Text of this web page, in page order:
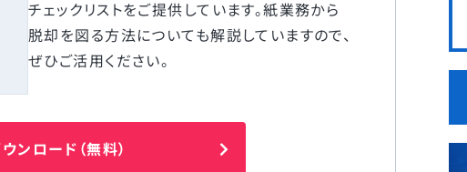
チェックリストをご提供しています。紙業務から
脱却を図る方法についても解説していますので、
ぜひご活用ください。
ンロード（無料）